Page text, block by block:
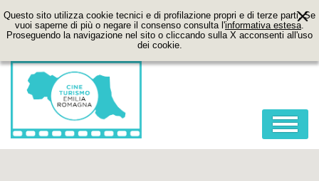
Questo sito utilizza cookie tecnici e di profilazione propri e di terze parti. Se
vuoi saperne di più o negare il consenso consulta l'informativa estesa.
Proseguendo la navigazione nel sito o cliccando sulla X acconsenti all'uso
dei cookie.